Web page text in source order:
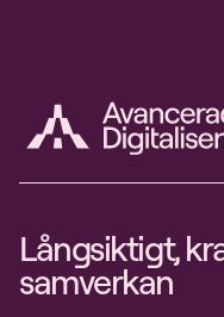
Långsiktigt,
samverkan